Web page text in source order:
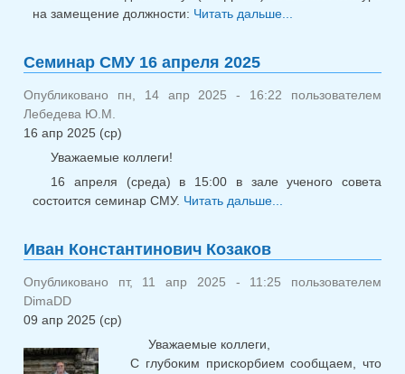
на замещение должности: Читать дальше...
Семинар СМУ 16 апреля 2025
Опубликовано пн, 14 апр 2025 - 16:22 пользователем
Лебедева Ю.М.
16 апр 2025 (ср)
Уважаемые коллеги!
16 апреля (среда) в 15:00 в зале ученого совета
состоится семинар СМУ. Читать дальше...
Иван Константинович Козаков
Опубликовано пт, 11 апр 2025 - 11:25 пользователем
DimaDD
09 апр 2025 (ср)
Уважаемые коллеги,
C глубоким прискорбием сообщаем, что